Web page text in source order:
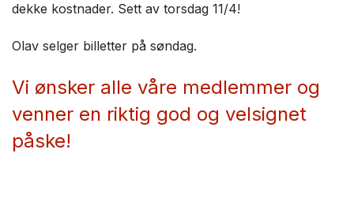
dekke kostnader. Sett av torsdag 11/4!
Olav selger billetter på søndag.
Vi ønsker alle våre medlemmer og
venner en riktig god og velsignet
påske!